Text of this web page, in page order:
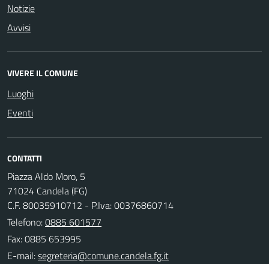
Notizie
Avvisi
VIVERE IL COMUNE
Luoghi
Eventi
CONTATTI
Piazza Aldo Moro, 5
71024 Candela (FG)
C.F. 80035910712 - P.Iva: 00376860714
Telefono:0885 601577
Fax: 0885 653995
E-mail: